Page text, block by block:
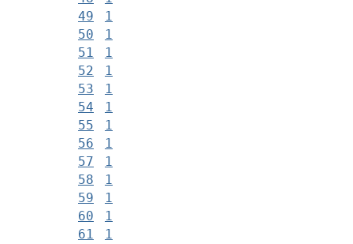
49
1
50
1
51
1
52
1
53
1
54
1
55
1
56
1
57
1
58
1
59
1
60
1
61
1